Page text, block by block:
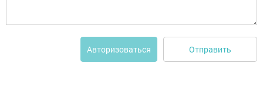
Авторизоваться Отправить